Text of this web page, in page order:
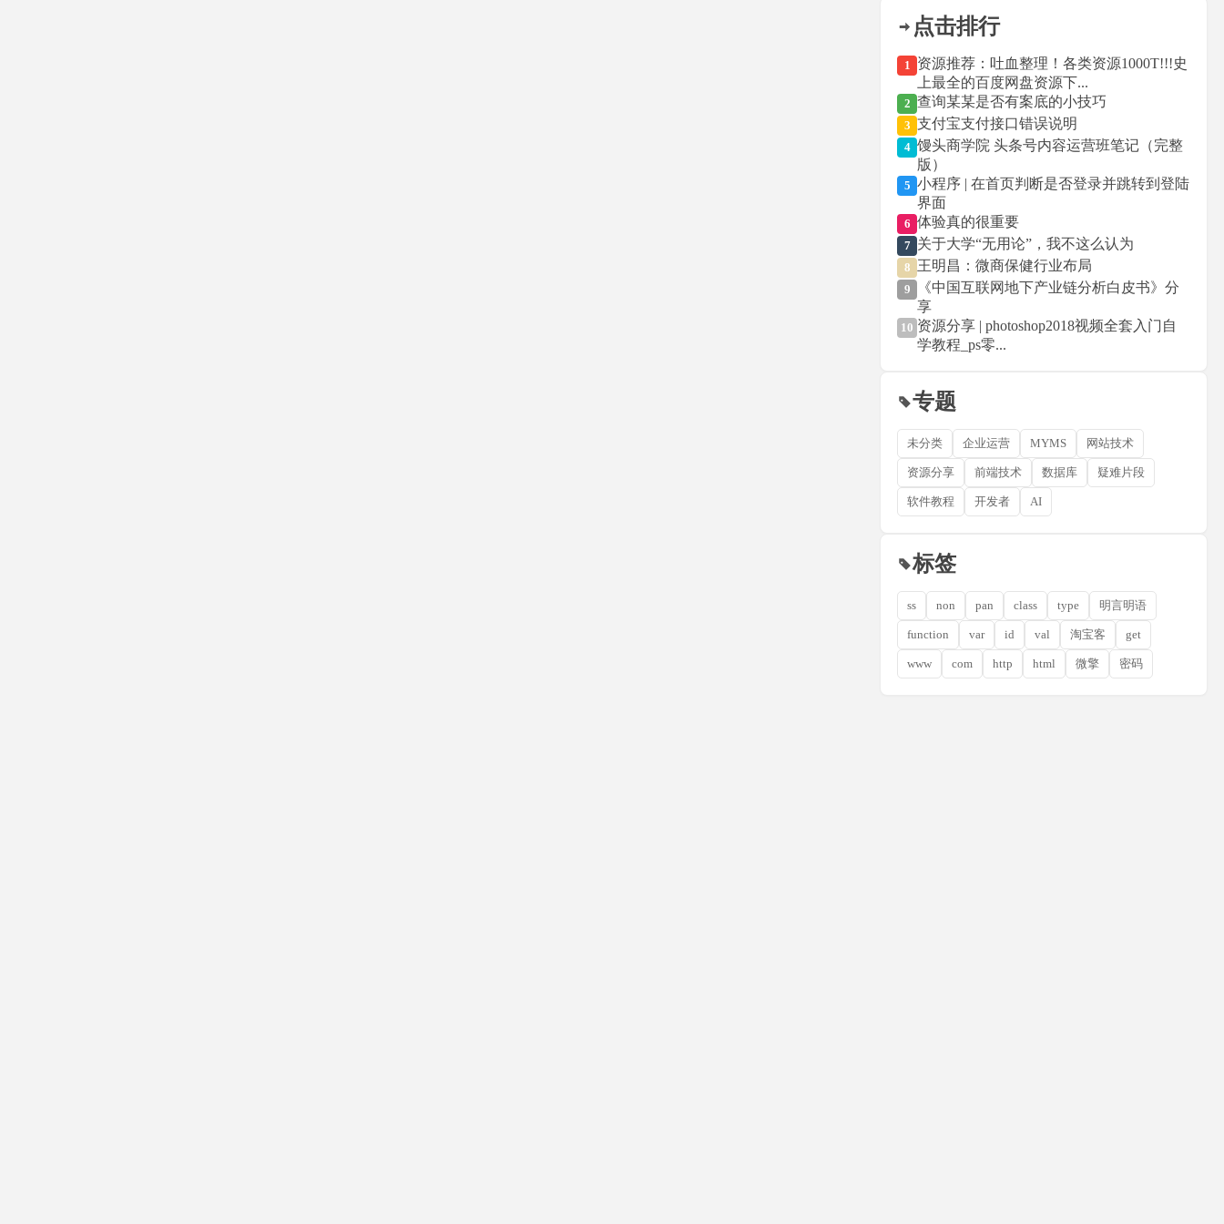
点击排行
1 资源推荐：吐血整理！各类资源1000T!!!史
上最全的百度网盘资源下...
2 查询某某是否有案底的小技巧
3 支付宝支付接口错误说明
4 馒头商学院 头条号内容运营班笔记（完整
版）
5 小程序 | 在首页判断是否登录并跳转到登陆
界面
6 体验真的很重要
7 关于大学“无用论”，我不这么认为
8 王明昌：微商保健行业布局
9
《中国互联网地下产业链分析白皮书》分
享
10 资源分享 | photoshop2018视频全套入门自
学教程_ps零...
专题
未分类 企业运营 MYMS 网站技术
资源分享 前端技术 数据库 疑难片段
软件教程 开发者 AI
标签
ss non pan class type 明言明语
function var id val 淘宝客 get
www com http html 微擎 密码